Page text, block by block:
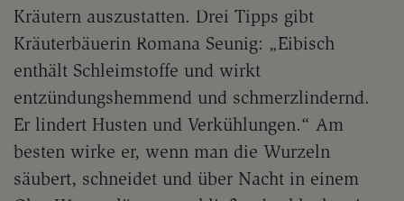
Kräutern auszustatten. Drei Tipps gibt
Kräuterbäuerin Romana Seunig: „Eibisch
enthält Schleimstoffe und wirkt
entzündungshemmend und schmerzlindernd.
Er lindert Husten und Verkühlungen.“ Am
besten wirke er, wenn man die Wurzeln
säubert, schneidet und über Nacht in einem